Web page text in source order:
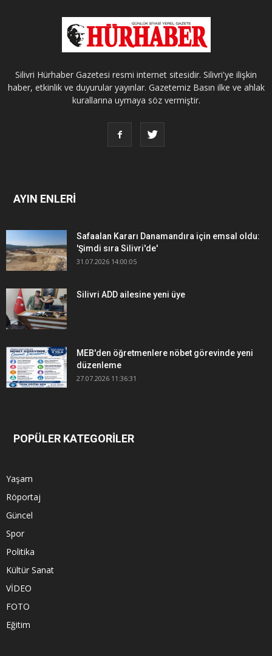
Silivri Hürhaber Gazetesi resmi internet sitesidir. Silivri'ye ilişkin
haber, etkinlik ve duyurular yayınlar. Gazetemiz Basın ilke ve ahlak
kurallarına uymaya söz vermiştir.
AYIN ENLERİ
Safaalan Kararı Danamandıra için emsal oldu:
'Şimdi sıra Silivri'de'
31.07.2026 14:00:05
Silivri ADD ailesine yeni üye
MEB'den öğretmenlere nöbet görevinde yeni
düzenleme
27.07.2026 11:36:31
POPÜLER KATEGORİLER
Yaşam
Röportaj
Güncel
Spor
Politika
Kültür Sanat
VİDEO
FOTO
Eğitim